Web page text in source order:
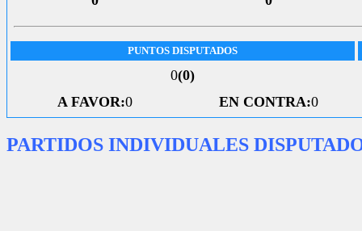
PUNTOS DISPUTADOS
0(0)
A FAVOR:0 EN CONTRA:0
PARTIDOS INDIVIDUALES